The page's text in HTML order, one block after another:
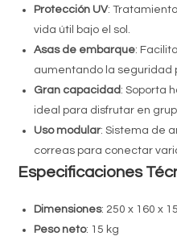
Protección UV:
vida útil bajo el sol.
Asas de embarque:
aumentando la seguridad
Gran capacidad : Soporta
ideal para disfrutar en
Uso modular: Sistema de
correas para conectar
Especificaciones
Dimensiones: 250 x 160 x
Peso neto: 15 kg